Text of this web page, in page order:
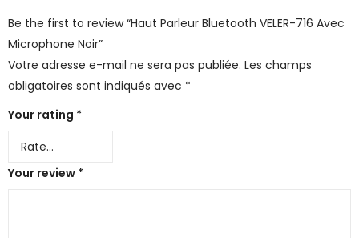
Be the first to review “Haut Parleur Bluetooth VELER-716 Avec
Microphone Noir”
Votre adresse e-mail ne sera pas publiée. Les champs
obligatoires sont indiqués avec *
Your rating *
Your review *